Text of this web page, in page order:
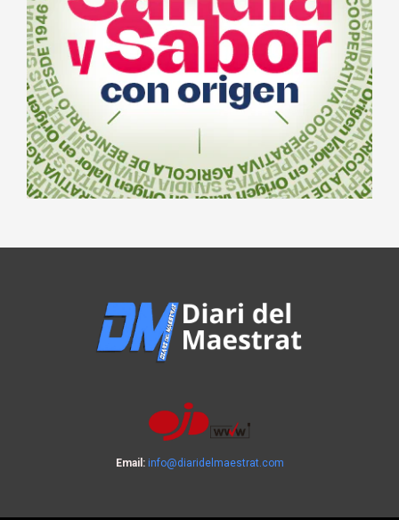
Email: info@diaridelmaestrat.com